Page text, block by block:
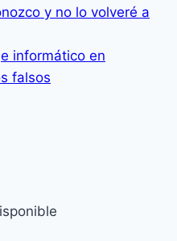
y no lo volveré a
informático en
falsos